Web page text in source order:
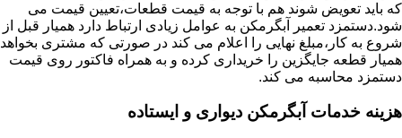
که باید تعویض شوند هم با توجه به قیمت قطعات،تعیین قیمت می
شود.دستمزد تعمیر آبگرمکن به عوامل زیادی ارتباط دارد همیار قبل از
شروع به کار،مبلغ نهایی را اعلام می کند در صورتی که مشتری بخواهد
همیار قطعه جایگزین را خریداری کرده و به همراه فاکتور روی قیمت
دستمزد محاسبه می کند.
هزینه خدمات آبگرمکن دیواری و ایستاده